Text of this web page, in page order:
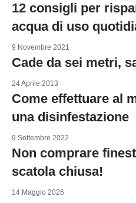
12 consigli per
acqua di uso
9 Novembre 2021
Cade da sei metri,
24 Aprile 2013
Come effettuare al
una disinfestazione
9 Settembre 2022
Non comprare
scatola chiusa!
14 Maggio 2026